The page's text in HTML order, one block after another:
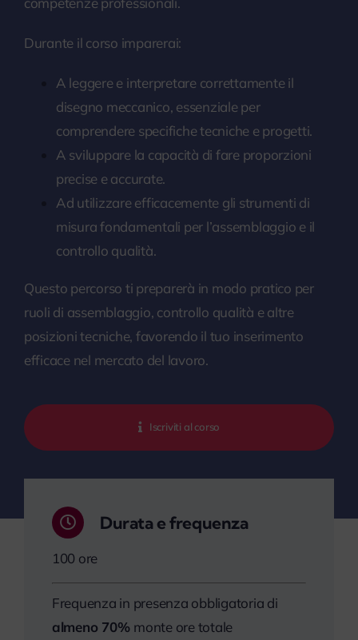
Durante il corso imparerai:
A leggere e interpretare correttamente il
disegno meccanico, essenziale per
comprendere specifiche tecniche e progetti.
A sviluppare la capacità di fare proporzioni
precise e accurate.
Ad utilizzare efficacemente gli strumenti di
misura fondamentali per l’assemblaggio e il
controllo qualità.
Questo percorso ti preparerà in modo pratico per
ruoli di assemblaggio, controllo qualità e altre
posizioni tecniche, favorendo il tuo inserimento
efficace nel mercato del lavoro.
Iscriviti al corso
Durata e frequenza
100 ore
Frequenza in presenza obbligatoria di
almeno 70% monte ore totale